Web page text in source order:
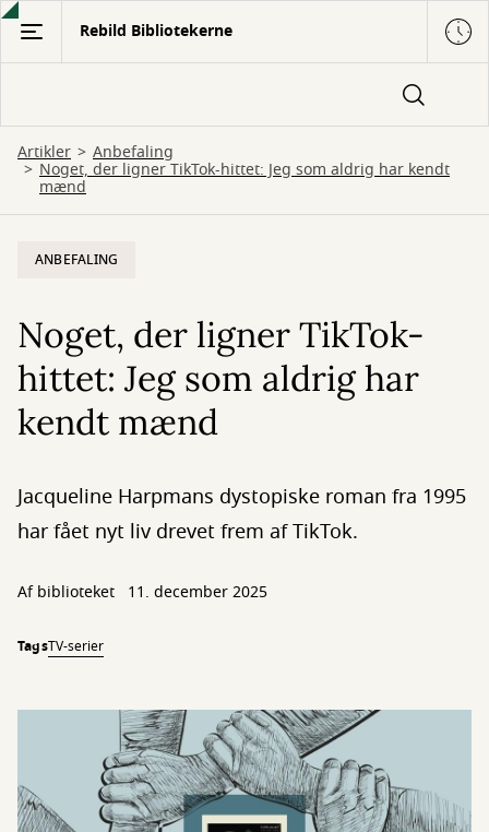
Gå
hovedindhold
Rebild Bibliotekerne
Artikler Anbefaling
Noget, der ligner TikTok-hittet: Jeg som aldrig har kendt
mænd
ANBEFALING
Noget, der ligner TikTok-
hittet: Jeg som aldrig har
kendt mænd
Jacqueline Harpmans dystopiske roman fra 1995
har fået nyt liv drevet frem af TikTok.
Af biblioteket 11. december 2025
TagsTV-serier